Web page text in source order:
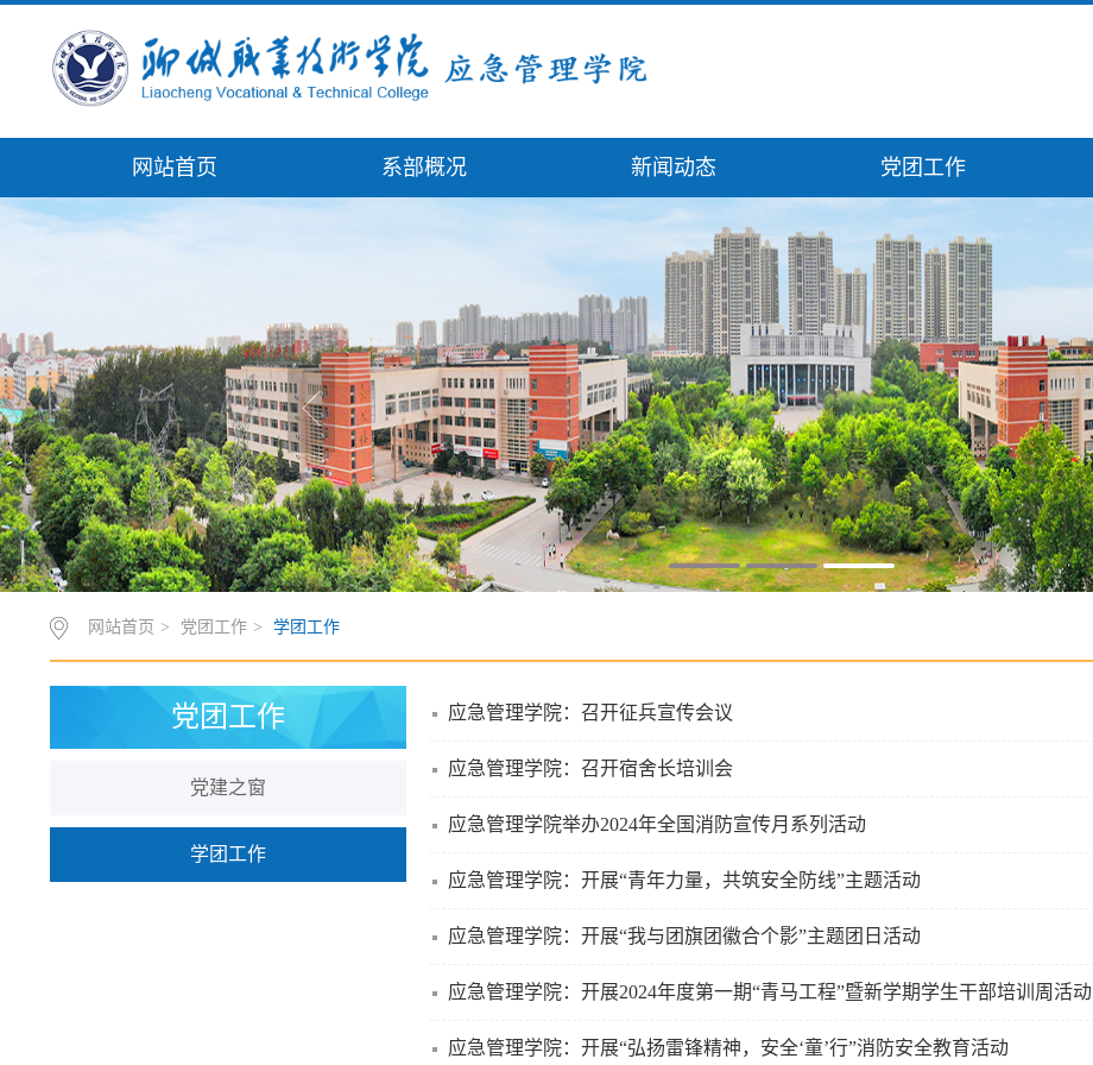
网站首页 系部概况 新闻动态 党团工作
网站首页 > 党团工作 > 学团工作
党团工作
党建之窗
学团工作
应急管理学院：召开征兵宣传会议
应急管理学院：召开宿舍长培训会
应急管理学院举办2024年全国消防宣传月系列活动
应急管理学院：开展“青年力量，共筑安全防线”主题活动
应急管理学院：开展“我与团旗团徽合个影”主题团日活动
应急管理学院：开展2024年度第一期“青马工程”暨新学期学生干部培训周活动
应急管理学院：开展“弘扬雷锋精神，安全‘童’行”消防安全教育活动